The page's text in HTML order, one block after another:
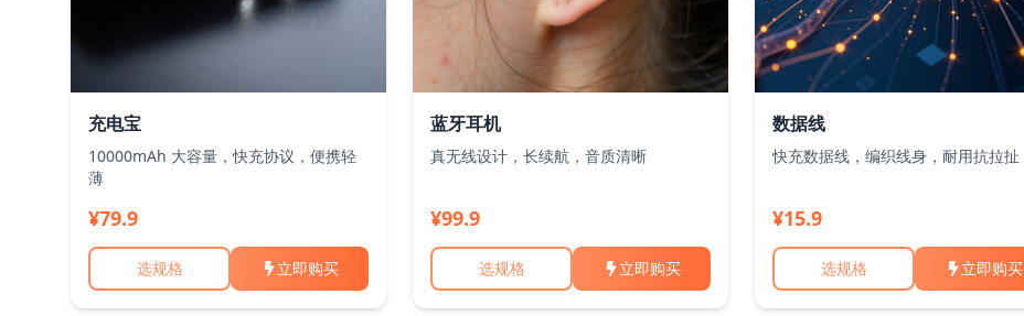
充电宝
10000mAh 大容量，快充协议，便携轻
薄
¥79.9
选规格 立即购买
蓝牙耳机
真无线设计，长续航，音质清晰
¥99.9
选规格 立即购买
数据线
快充数据线，编织线身，耐用抗拉扯
¥15.9
选规格 立即购买